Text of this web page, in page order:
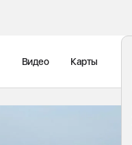
Видео Карты